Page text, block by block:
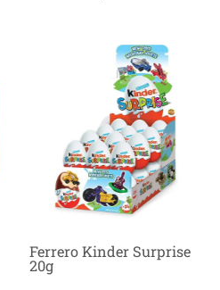
Ferrero Kinder Surprise
20g